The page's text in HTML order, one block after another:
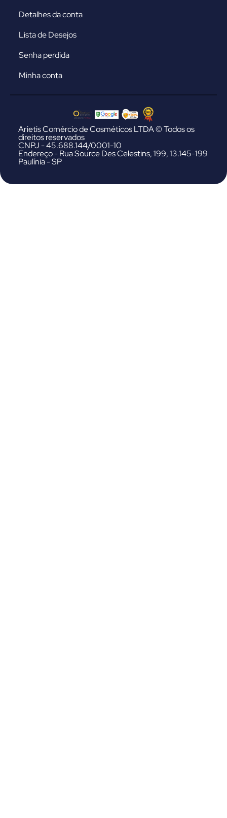
Detalhes da conta
Lista de Desejos
Senha perdida
Minha conta
Arietis Comércio de Cosméticos LTDA © Todos os
direitos reservados
CNPJ - 45.688.144/0001-10
Endereço - Rua Source Des Celestins, 199, 13.145-199
Paulínia - SP